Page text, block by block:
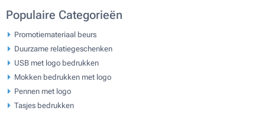
Populaire Categorieën
Promotiemateriaal beurs
Duurzame relatiegeschenken
USB met logo bedrukken
Mokken bedrukken met logo
Pennen met logo
Tasjes bedrukken